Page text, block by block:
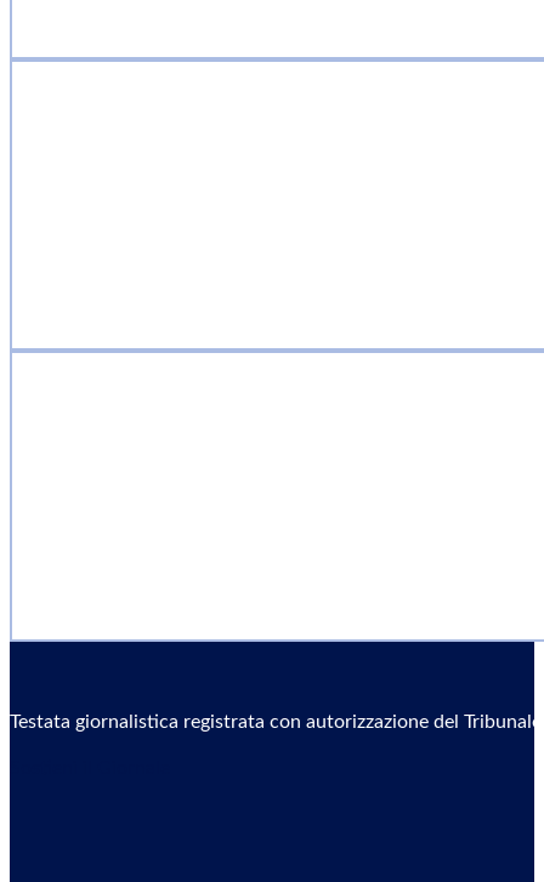
Testata giornalistica registrata con autorizzazione del